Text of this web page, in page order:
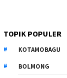
TOPIK POPULER
KOTAMOBAGU
BOLMONG